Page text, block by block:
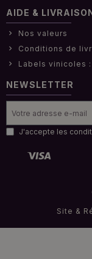
AIDE &
Nos valeurs
Conditions de
Labels vinicoles :
NEWSLETTER
J'accepte les
Site &